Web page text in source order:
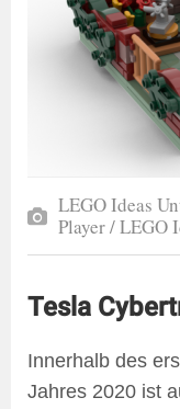
LEGO Ideas
Player / LEGO
Tesla
Innerhalb des
Jahres 2020 ist